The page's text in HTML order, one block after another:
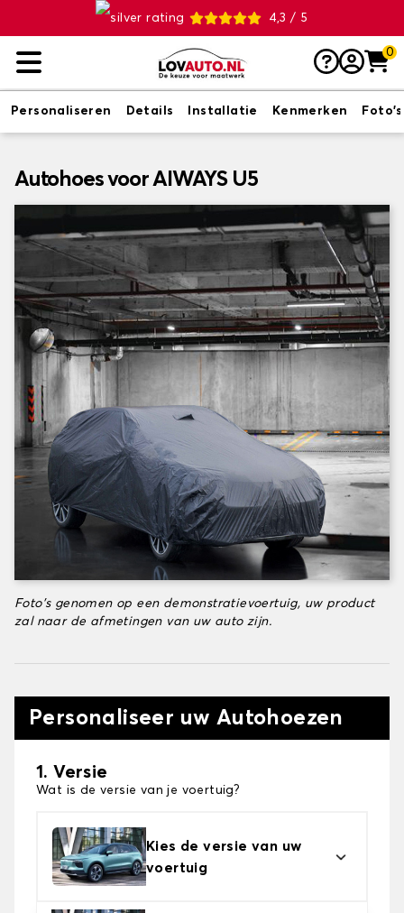
4,3 / 5
0
Personaliseren Details Installatie Kenmerken Foto's
Autohoes voor AIWAYS U5
Foto's genomen op een demonstratievoertuig, uw product
zal naar de afmetingen van uw auto zijn.
Personaliseer uw Autohoezen
1. Versie
Wat is de versie van je voertuig?
Kies de versie van uw
voertuig